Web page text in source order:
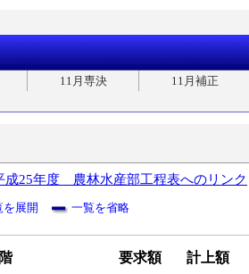
11月専決
11月補正
成25年度 農林水産部工程表へのリンク
を展開 一覧を省略
要求額 計上額